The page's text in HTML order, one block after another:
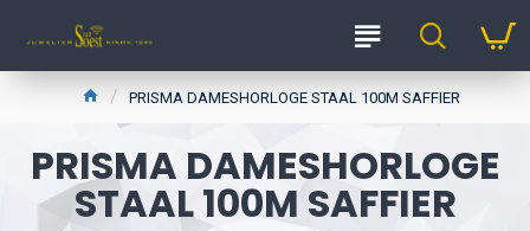
PRISMA DAMESHORLOGE STAAL 100M SAFFIER
PRISMA DAMESHORLOGE
STAAL 100M SAFFIER